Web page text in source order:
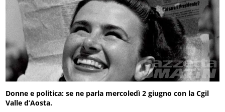
Donne e politica: se ne parla mercoledì 2 giugno con la Cgil
Valle d’Aosta.